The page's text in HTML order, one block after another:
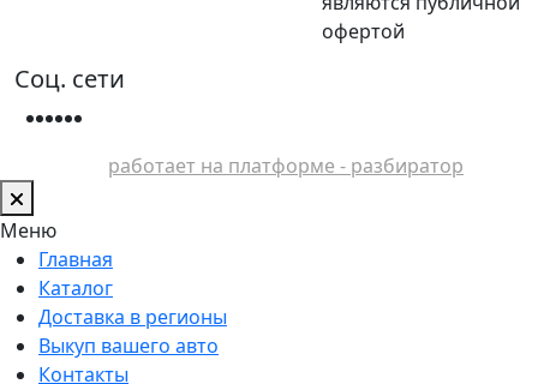
офертой
Соц. сети
работает на платформе - разбиратор
Меню
Главная
Каталог
Доставка в регионы
Выкуп вашего авто
Контакты